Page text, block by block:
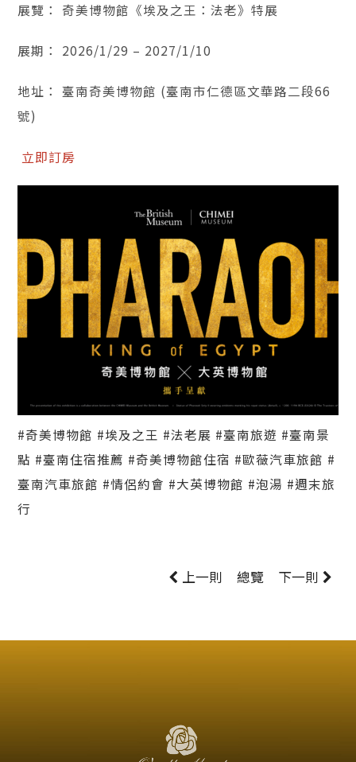
展覽： 奇美博物館《埃及之王：法老》特展
展期： 2026/1/29 – 2027/1/10
地址： 臺南奇美博物館 (臺南市仁德區文華路二段66
號)
立即訂房
#奇美博物館 #埃及之王 #法老展 #臺南旅遊 #臺南景
點 #臺南住宿推薦 #奇美博物館住宿 #歐薇汽車旅館 #
臺南汽車旅館 #情侶約會 #大英博物館 #泡湯 #週末旅
行
上一則 總覽 下一則